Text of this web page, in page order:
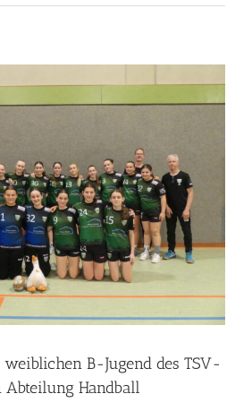
B-Jugend des TSV-
Handball